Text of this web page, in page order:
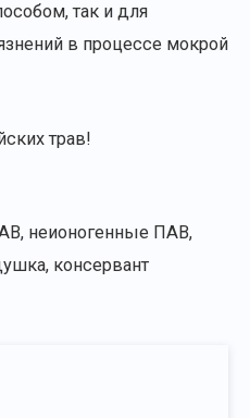
так и для
в процессе мокрой
трав!
неионогенные ПАВ,
консервант